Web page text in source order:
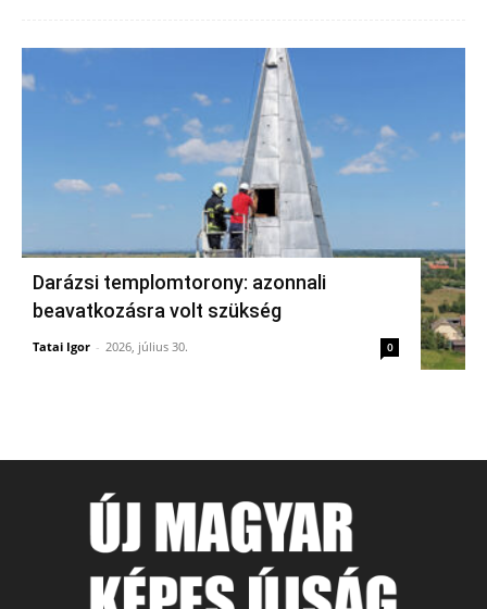
Darázsi templomtorony: azonnali
beavatkozásra volt szükség
Tatai Igor - 2026, július 30. 0